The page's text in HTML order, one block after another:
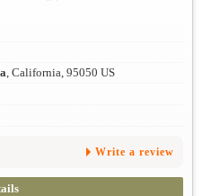
, California, 95050 US
Write a review